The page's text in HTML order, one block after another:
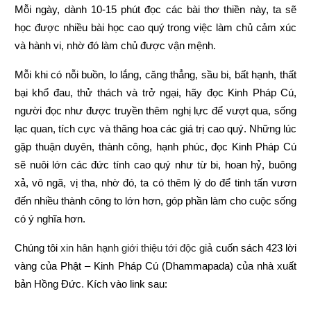
Mỗi ngày, dành 10-15 phút đọc các bài thơ thiền này, ta sẽ
học được nhiều bài học cao quý trong việc làm chủ cảm xúc
và hành vi, nhờ đó làm chủ được vận mệnh.
Mỗi khi có nỗi buồn, lo lắng, căng thẳng, sầu bi, bất hạnh, thất
bại khổ đau, thử thách và trở ngại, hãy đọc Kinh Pháp Cú,
người đọc như được truyền thêm nghị lực để vượt qua, sống
lạc quan, tích cực và thăng hoa các giá trị cao quý. Những lúc
gặp thuận duyên, thành công, hạnh phúc, đọc Kinh Pháp Cú
sẽ nuôi lớn các đức tính cao quý như từ bi, hoan hỷ, buông
xả, vô ngã, vị tha, nhờ đó, ta có thêm lý do để tinh tấn vươn
đến nhiều thành công to lớn hơn, góp phần làm cho cuộc sống
có ý nghĩa hơn.
Chúng tôi xin hân hạnh giới thiệu tới độc giả cuốn sách 423 lời
vàng của Phật – Kinh Pháp Cú (Dhammapada) của nhà xuất
bản Hồng Đức. Kích vào link sau: